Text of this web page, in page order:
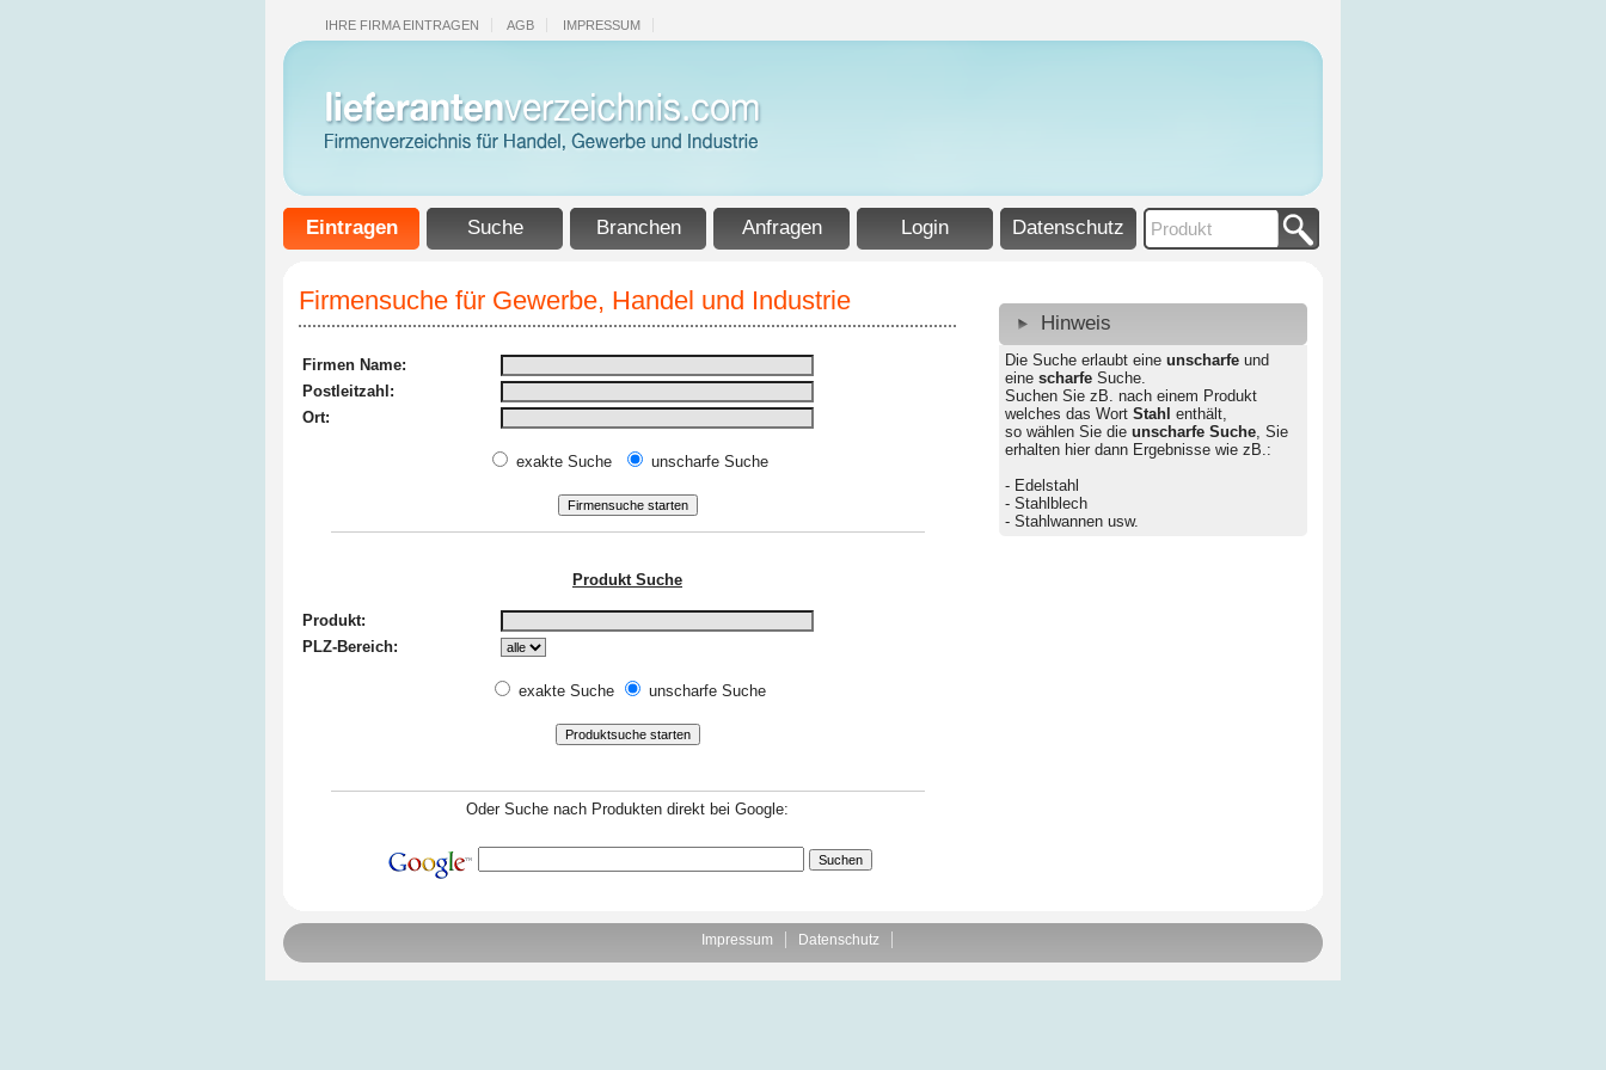
IHRE FIRMA EINTRAGEN AGB IMPRESSUM
Eintragen Suche Branchen Anfragen Login Datenschutz
Firmensuche für Gewerbe, Handel und Industrie
Firmen Name:
Postleitzahl:
Ort:
exakte Suche unscharfe Suche
Produkt Suche
Produkt:
PLZ-Bereich:
exakte Suche unscharfe Suche
Oder Suche nach Produkten direkt bei Google:
Hinweis
Die Suche erlaubt eine unscharfe und
eine scharfe Suche.
Suchen Sie zB. nach einem Produkt
welches das Wort Stahl enthält,
so wählen Sie die unscharfe Suche, Sie
erhalten hier dann Ergebnisse wie zB.:
- Edelstahl
- Stahlblech
- Stahlwannen usw.
Impressum Datenschutz